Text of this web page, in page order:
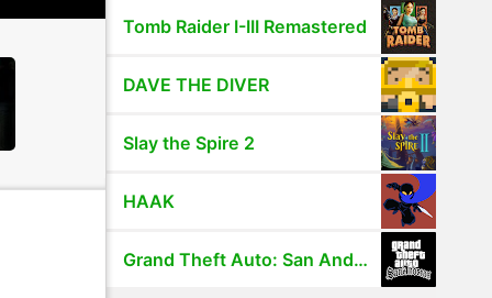
Tomb Raider I-III Remastered
DAVE THE DIVER
Slay the Spire 2
HAAK
Grand Theft Auto: San Andreas